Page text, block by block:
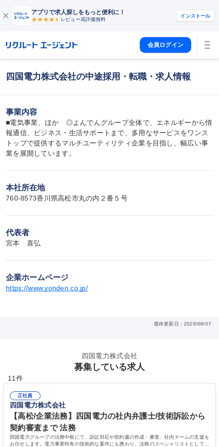
アプリで求人探しをもっと便利に！
レビュー高評価無料
インストール
会員ログイン
四国電力株式会社の中途採用・転職・求人情報
事業内容
■電気事業、ほか　◎よんでんグループ全体で、エネルギーから情
報通信、ビジネス・生活サポートまで、多用なサービスをワンス
トップで提供するマルチユーティリティ企業を目指し、幅広い事
業を展開しています。
本社所在地
760-8573香川県高松市丸の内２番５号
代表者
宮本　喜弘
企業ホームページ
https://www.yonden.co.jp/
最終更新日：2026/08/07
四国電力株式会社
募集している求人
11件
正社員
四国電力株式会社
【高松/企業法務】四国電力の社内弁護士/技術訴訟から
契約審査まで 法務
四国電力グループの法務中枢にて、訴訟対応や契約書の作成・審査、社内チームの支援を
お任せします。電力事業特有の技術的な案件にも携わり、法務のスペシャリストとして経